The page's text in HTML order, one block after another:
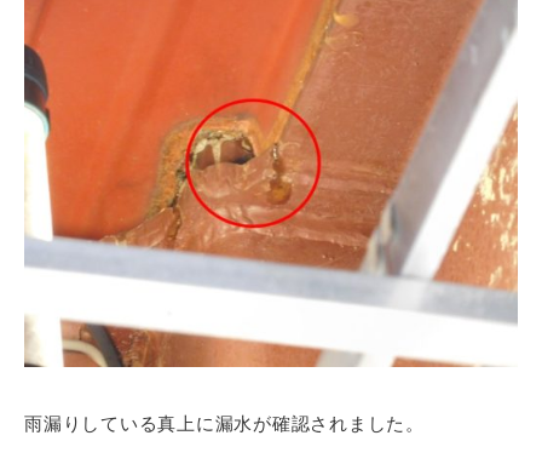
雨漏りしている真上に漏水が確認されました。